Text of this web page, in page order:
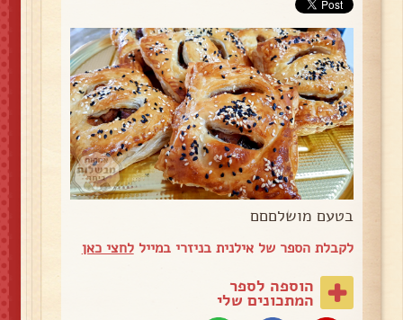
בטעם מושלםםם
לקבלת הספר של אילנית בניזרי במייללחצי כאן
הוספה לספר
המתכונים שלי